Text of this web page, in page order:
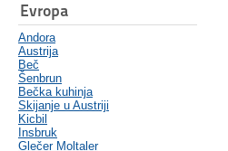
Evropa
Andora
Austrija
Beč
Šenbrun
Bečka kuhinja
Skijanje u Austriji
Kicbil
Insbruk
Glečer Moltaler